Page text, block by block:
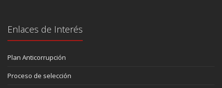
Enlaces de Interés
Plan Anticorrupción
Proceso de selección